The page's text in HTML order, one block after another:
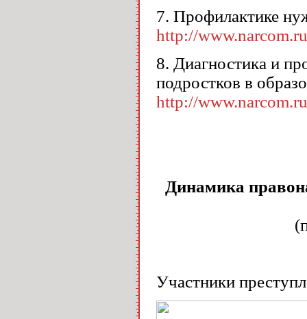
7. Профилактике
http://
8. Диагностика и
подростков в
http://
Динамика
Участники